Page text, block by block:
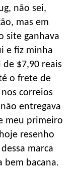
não sei,
mas em
site ganhava
e fiz minha
$7,90 reais
o frete de
correios
entregava
meu primeiro
resenho
marca
bem bacana.